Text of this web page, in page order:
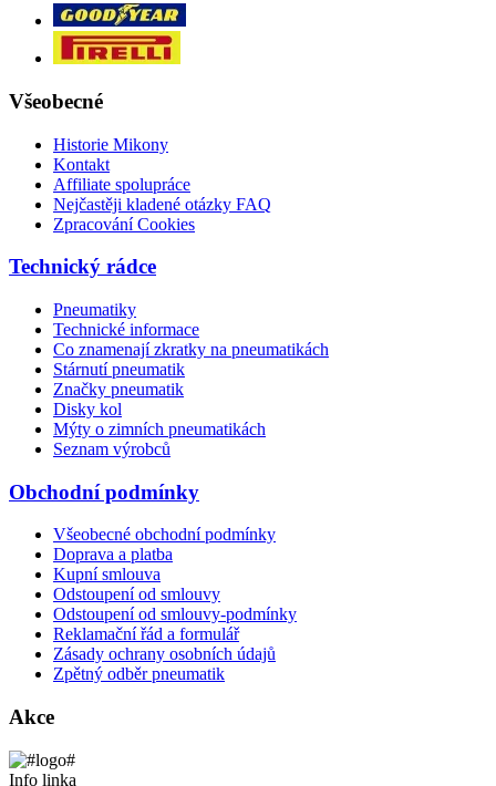
Všeobecné
Historie Mikony
Kontakt
Affiliate spolupráce
Nejčastěji kladené otázky FAQ
Zpracování Cookies
Technický rádce
Pneumatiky
Technické informace
Co znamenají zkratky na pneumatikách
Stárnutí pneumatik
Značky pneumatik
Disky kol
Mýty o zimních pneumatikách
Seznam výrobců
Obchodní podmínky
Všeobecné obchodní podmínky
Doprava a platba
Kupní smlouva
Odstoupení od smlouvy
Odstoupení od smlouvy-podmínky
Reklamační řád a formulář
Zásady ochrany osobních údajů
Zpětný odběr pneumatik
Akce
Info linka